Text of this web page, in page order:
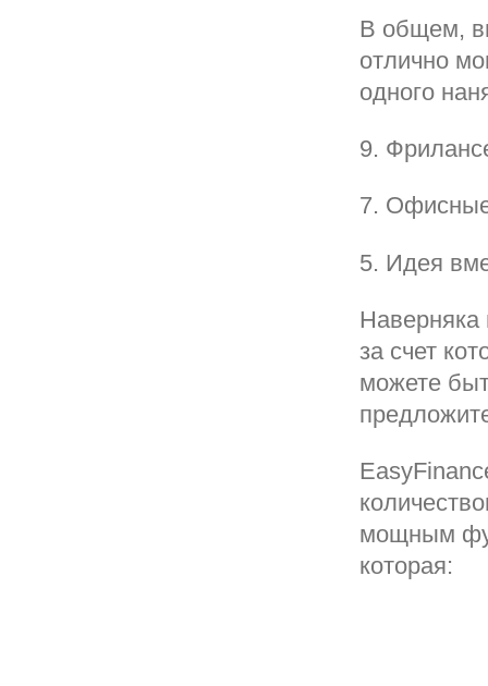
В общем,
отлично
одного
9.
7. Офисные
5. Идея
Наверняка
за счет
можете
мощным
которая: